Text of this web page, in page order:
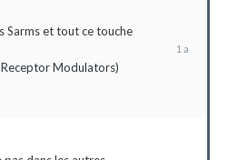
Sarms et tout ce touche
Modulators)
2022